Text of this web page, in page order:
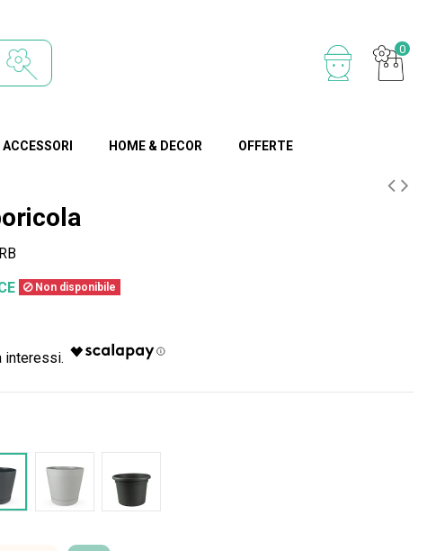
0
HOME & DECOR OFFERTE
Non disponibile
Tera
Grigio Tera